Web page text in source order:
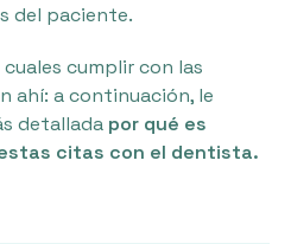
del paciente.
cumplir con las
ahí: a continuación, le
detallada por qué es
citas con el dentista.